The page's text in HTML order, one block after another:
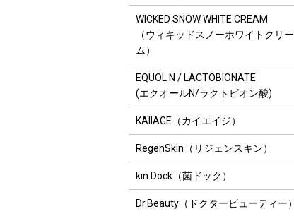
WICKED SNOW WHITE CREAM
（ウィキッドスノーホワイトクリー
ム）
EQUOL N / LACTOBIONATE
(エクオールN/ラクトビオン酸)
KAIIAGE（カイエイジ）
RegenSkin（リジェンスキン）
kin Dock（菌ドック）
Dr.Beauty（ドクタービューティー）